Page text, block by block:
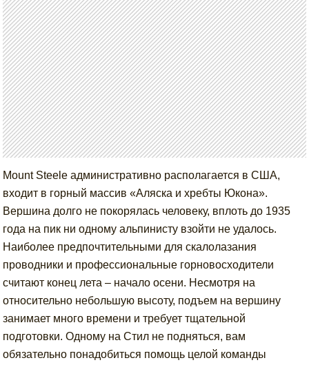
Mount Steele административно располагается в США,
входит в горный массив «Аляска и хребты Юкона».
Вершина долго не покорялась человеку, вплоть до 1935
года на пик ни одному альпинисту взойти не удалось.
Наиболее предпочтительными для скалолазания
проводники и профессиональные горновосходители
считают конец лета – начало осени. Несмотря на
относительно небольшую высоту, подъем на вершину
занимает много времени и требует тщательной
подготовки. Одному на Стил не подняться, вам
обязательно понадобиться помощь целой команды